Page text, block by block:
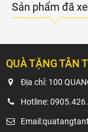
Sản phẩm đã
QUÀ TẶNG TÂN
Địa chỉ: 100
Hotline:
Email: